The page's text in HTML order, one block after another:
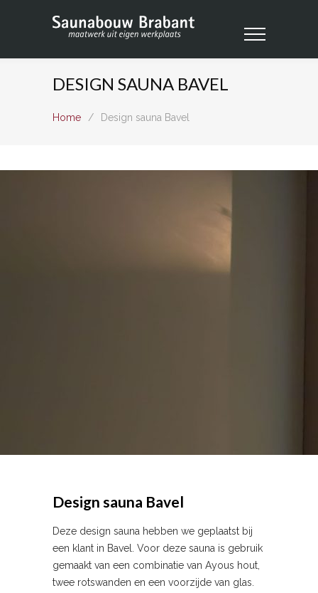
DESIGN SAUNA BAVEL
Home / Design sauna Bavel
Design sauna Bavel
Deze design sauna hebben we geplaatst bij
een klant in Bavel. Voor deze sauna is gebruik
gemaakt van een combinatie van Ayous hout,
twee rotswanden en een voorzijde van glas.